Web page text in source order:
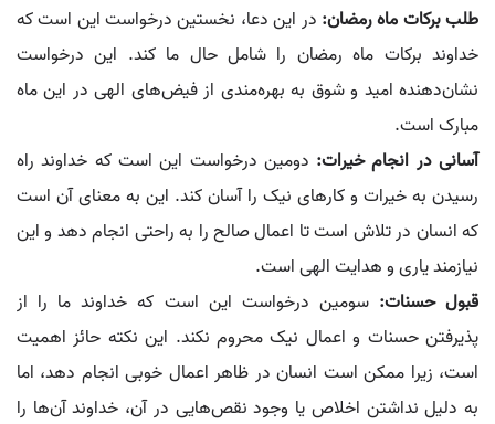
طلب برکات ماه رمضان: در این دعا، نخستین درخواست این است که
خداوند برکات ماه رمضان را شامل حال ما کند. این درخواست
نشان‌دهنده امید و شوق به بهره‌مندی از فیض‌های الهی در این ماه
مبارک است.
آسانی در انجام خیرات: دومین درخواست این است که خداوند راه
رسیدن به خیرات و کارهای نیک را آسان کند. این به معنای آن است
که انسان در تلاش است تا اعمال صالح را به راحتی انجام دهد و این
نیازمند یاری و هدایت الهی است.
قبول حسنات:سومین درخواست این است که خداوند ما را از
پذیرفتن حسنات و اعمال نیک محروم نکند. این نکته حائز اهمیت
است، زیرا ممکن است انسان در ظاهر اعمال خوبی انجام دهد، اما
به دلیل نداشتن اخلاص یا وجود نقص‌هایی در آن، خداوند آن‌ها را